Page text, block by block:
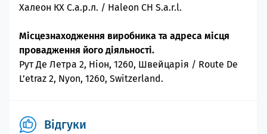
Халеон КХ С.а.р.л. / Haleon CH S.a.r.l.
Місцезнаходження виробника та адреса місця
провадження його діяльності.
Рут Де Летра 2, Ніон, 1260, Швейцарія / Route De
L’etraz 2, Nyon, 1260, Switzerland.
Відгуки